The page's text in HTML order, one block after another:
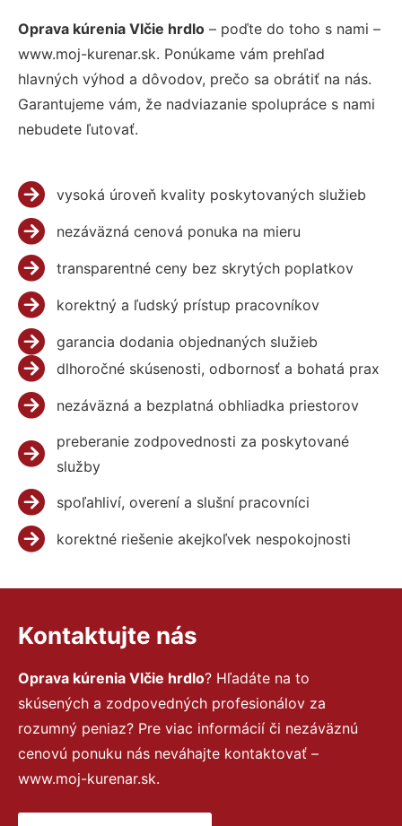
Oprava kúrenia Vlčie hrdlo – poďte do toho s nami –
www.moj-kurenar.sk. Ponúkame vám prehľad
hlavných výhod a dôvodov, prečo sa obrátiť na nás.
Garantujeme vám, že nadviazanie spolupráce s nami
nebudete ľutovať.
vysoká úroveň kvality poskytovaných služieb
nezáväzná cenová ponuka na mieru
transparentné ceny bez skrytých poplatkov
korektný a ľudský prístup pracovníkov
garancia dodania objednaných služieb
dlhoročné skúsenosti, odbornosť a bohatá prax
nezáväzná a bezplatná obhliadka priestorov
preberanie zodpovednosti za poskytované
služby
spoľahliví, overení a slušní pracovníci
korektné riešenie akejkoľvek nespokojnosti
Kontaktujte nás
Oprava kúrenia Vlčie hrdlo? Hľadáte na to
skúsených a zodpovedných profesionálov za
rozumný peniaz? Pre viac informácií či nezáväznú
cenovú ponuku nás neváhajte kontaktovať –
www.moj-kurenar.sk.